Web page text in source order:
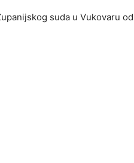
suda u Vukovaru